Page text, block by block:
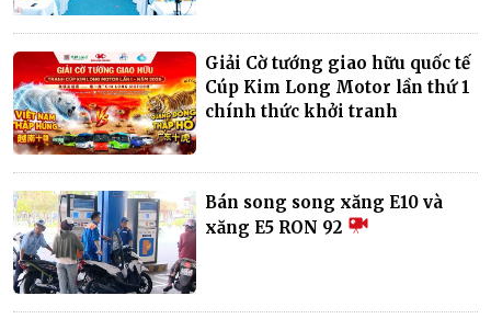
Giải Cờ tướng giao hữu quốc tế
Cúp Kim Long Motor lần thứ 1
chính thức khởi tranh
Bán song song xăng E10 và
xăng E5 RON 92